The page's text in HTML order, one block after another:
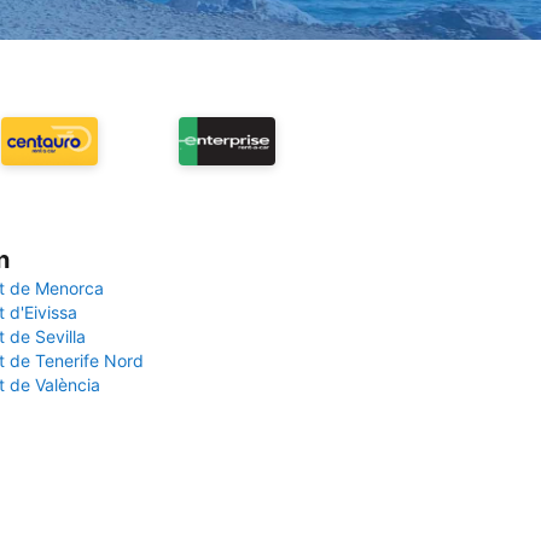
de Menorca
d'Eivissa
de Sevilla
de Tenerife Nord
de València